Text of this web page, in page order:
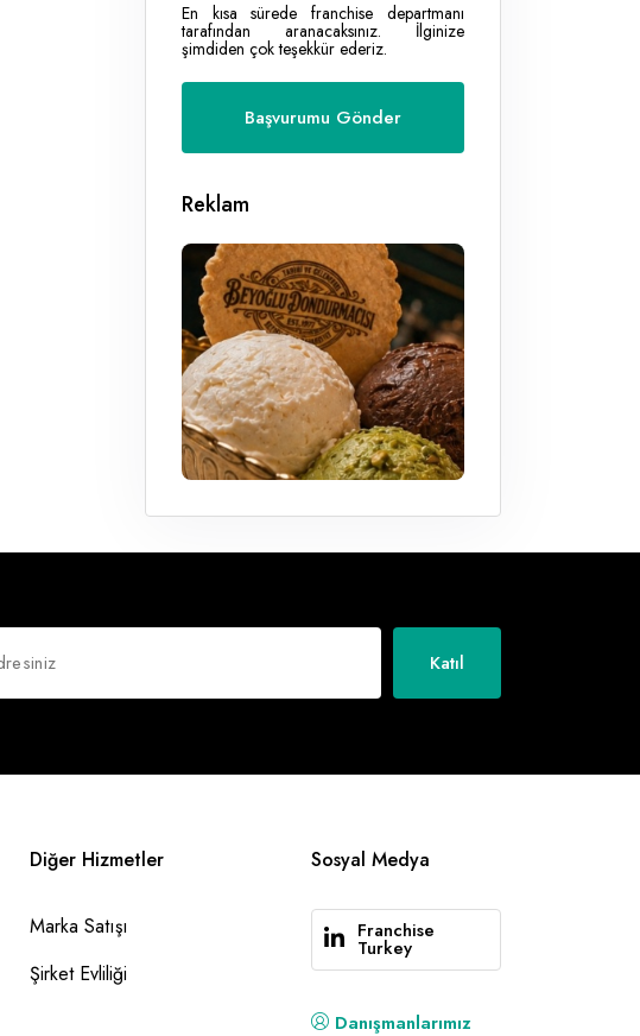
En kısa sürede franchise departmanı
tarafından aranacaksınız. İlginize
şimdiden çok teşekkür ederiz.
Reklam
Katıl
Diğer Hizmetler
Marka Satışı
Şirket Evliliği
Sosyal Medya
Franchise
Turkey
Danışmanlarımız